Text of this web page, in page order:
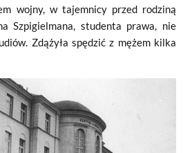
wojny, w tajemnicy przed rodziną
Szpigielmana, studenta prawa, nie
Zdążyła spędzić z mężem kilka